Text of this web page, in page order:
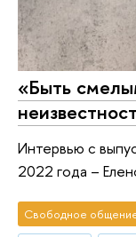
«Быть
Интервью ​с
2022 ​года ​–
Свободное